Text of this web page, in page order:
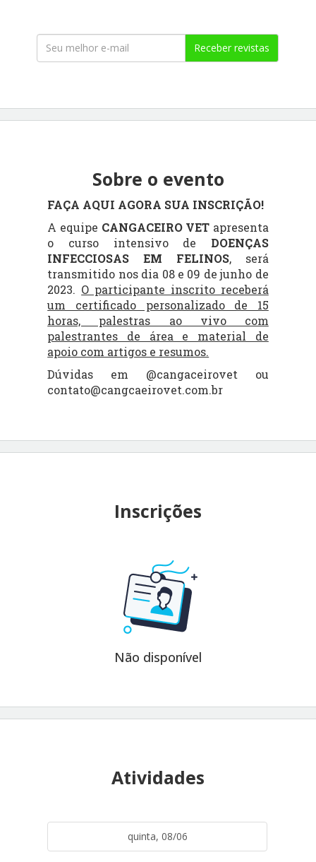
Receber revistas
Sobre o evento
FAÇA AQUI AGORA SUA INSCRIÇÃO!
A equipe CANGACEIRO VET apresenta
o curso intensivo de DOENÇAS
INFECCIOSAS EM FELINOS, será
transmitido nos dia 08 e 09 de junho de
2023. O participante inscrito receberá
um certificado personalizado de 15
horas, palestras ao vivo com
palestrantes de área e material de
apoio com artigos e resumos.
Dúvidas em @cangaceirovet ou
contato@cangcaeirovet.com.br
Inscrições
Não disponível
Atividades
quinta, 08/06